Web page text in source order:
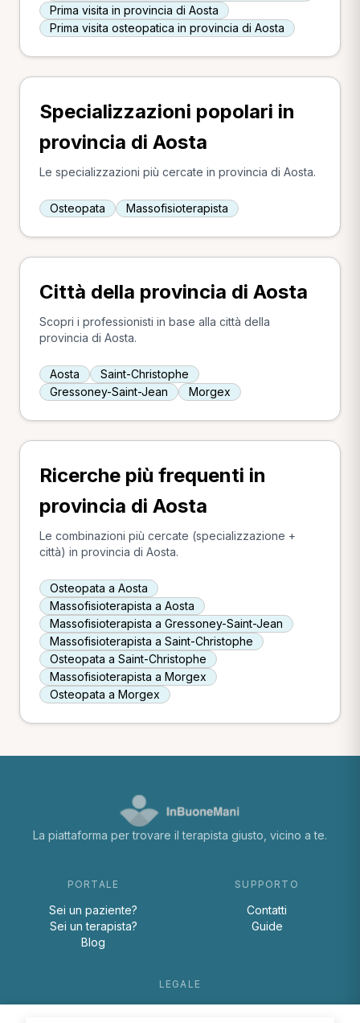
Prima visita in provincia di Aosta
Prima visita osteopatica in provincia di Aosta
Specializzazioni popolari in
provincia di Aosta
Le specializzazioni più cercate in provincia di Aosta.
Osteopata Massofisioterapista
Città della provincia di Aosta
Scopri i professionisti in base alla città della
provincia di Aosta.
Aosta
Saint-Christophe
Gressoney-Saint-Jean
Morgex
Ricerche più frequenti in
provincia di Aosta
Le combinazioni più cercate (specializzazione +
città) in provincia di Aosta.
Osteopata a Aosta
Massofisioterapista a Aosta
Massofisioterapista a Gressoney-Saint-Jean
Massofisioterapista a Saint-Christophe
Osteopata a Saint-Christophe
Massofisioterapista a Morgex
Osteopata a Morgex
La piattaforma per trovare il terapista giusto, vicino a te.
PORTALE
Sei un paziente?
Sei un terapista?
Blog
SUPPORTO
Contatti
Guide
LEGALE